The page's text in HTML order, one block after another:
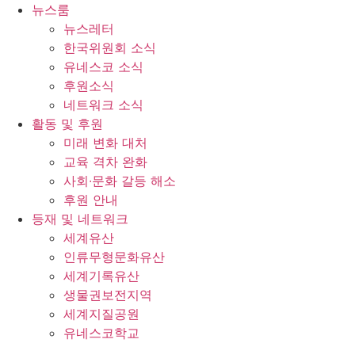
뉴스룸
뉴스레터
한국위원회 소식
유네스코 소식
후원소식
네트워크 소식
활동 및 후원
미래 변화 대처
교육 격차 완화
사회∙문화 갈등 해소
후원 안내
등재 및 네트워크
세계유산
인류무형문화유산
세계기록유산
생물권보전지역
세계지질공원
유네스코학교